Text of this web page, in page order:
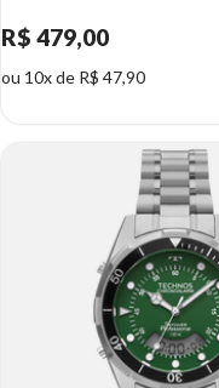
R$ 479,00
ou 10x de R$ 47,90